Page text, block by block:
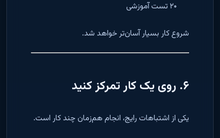
۲۰ تست آموزشی
شروع کار بسیار آسان‌تر خواهد شد.
۶. روی یک کار تمرکز کنید
یکی از اشتباهات رایج، انجام هم‌زمان چند کار است.